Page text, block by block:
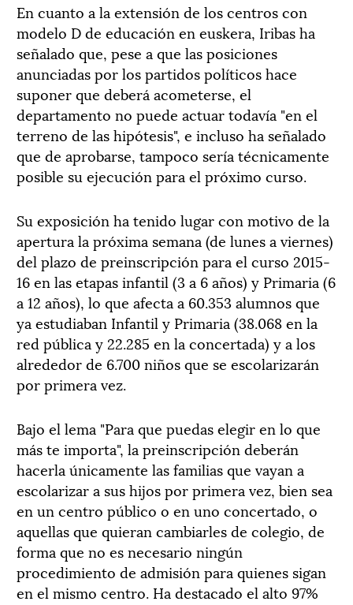
En cuanto a la extensión de los centros con
modelo D de educación en euskera, Iribas ha
señalado que, pese a que las posiciones
anunciadas por los partidos políticos hace
suponer que deberá acometerse, el
departamento no puede actuar todavía "en el
terreno de las hipótesis", e incluso ha señalado
que de aprobarse, tampoco sería técnicamente
posible su ejecución para el próximo curso.
Su exposición ha tenido lugar con motivo de la
apertura la próxima semana (de lunes a viernes)
del plazo de preinscripción para el curso 2015-
16 en las etapas infantil (3 a 6 años) y Primaria (6
a 12 años), lo que afecta a 60.353 alumnos que
ya estudiaban Infantil y Primaria (38.068 en la
red pública y 22.285 en la concertada) y a los
alrededor de 6.700 niños que se escolarizarán
por primera vez.
Bajo el lema "Para que puedas elegir en lo que
más te importa", la preinscripción deberán
hacerla únicamente las familias que vayan a
escolarizar a sus hijos por primera vez, bien sea
en un centro público o en uno concertado, o
aquellas que quieran cambiarles de colegio, de
forma que no es necesario ningún
procedimiento de admisión para quienes sigan
en el mismo centro. Ha destacado el alto 97%